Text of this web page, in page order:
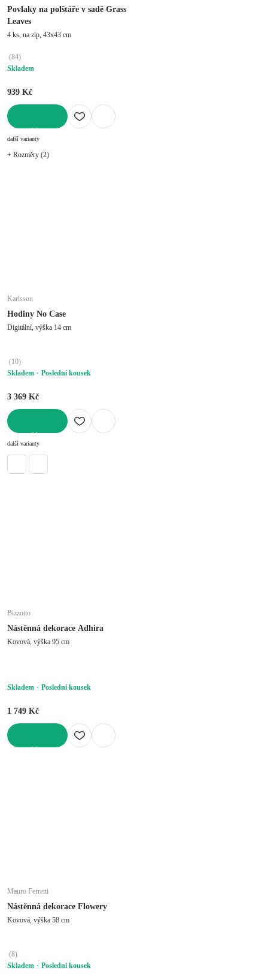
Povlaky na polštáře v sadě Grass
Leaves
4 ks, na zip, 43x43 cm
(84)
Skladem
939 Kč
další varianty
+ Rozměry (2)
Karlsson
Hodiny No Case
Digitální, výška 14 cm
(10)
Skladem
Poslední kousek
3 369 Kč
další varianty
Bizzotto
Nástěnná dekorace Adhira
Kovová, výška 95 cm
Skladem Poslední kousek
1 749 Kč
Mauro Ferretti
Nástěnná dekorace Flowery
Kovová, výška 58 cm
(8)
Skladem
Poslední kousek